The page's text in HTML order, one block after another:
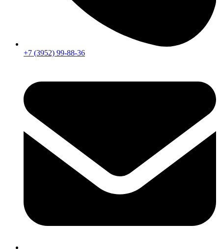
+7 (3952) 99-88-36